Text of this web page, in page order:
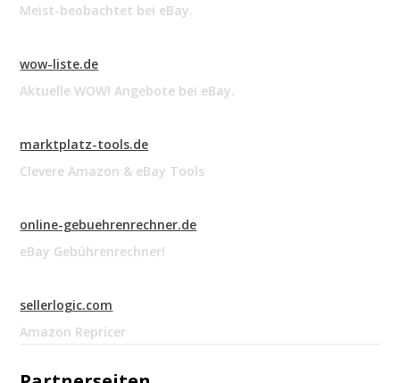
Meist-beobachtet bei eBay.
wow-liste.de
Aktuelle WOW! Angebote bei eBay.
marktplatz-tools.de
Clevere Amazon & eBay Tools
online-gebuehrenrechner.de
eBay Gebührenrechner!
sellerlogic.com
Amazon Repricer